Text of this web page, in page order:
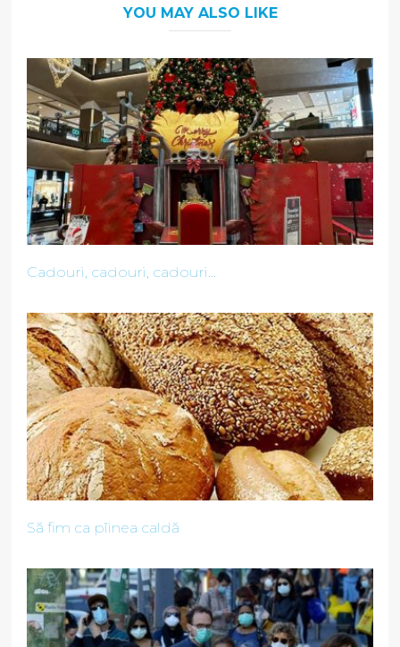
YOU MAY ALSO LIKE
Cadouri, cadouri, cadouri...
Să fim ca pîinea caldă